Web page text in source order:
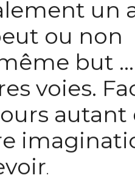
un
ou non
but
voies.
autant
.